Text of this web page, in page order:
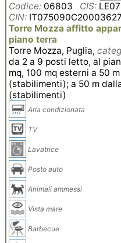
Codice: 06803 CIS:
CIN:
Torre Mozza affitto
piano terra
Torre Mozza, Puglia,
da 2 a 9 posti letto, al
mq, 100 mq esterni a 50
(stabilimenti); a 50 m
(stabilimenti)
Aria condizionata
TV
Lavatrice
Posto auto
Animali ammessi
Vista mare
Barbecue